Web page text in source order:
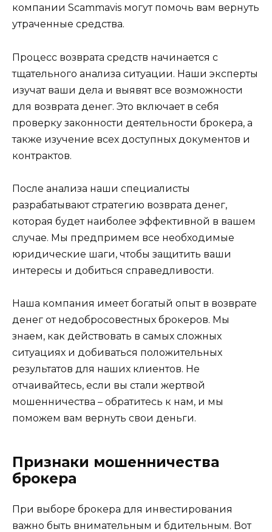
компании Scammavis могут помочь вам вернуть
утраченные средства.
Процесс возврата средств начинается с
тщательного анализа ситуации. Наши эксперты
изучат ваши дела и выявят все возможности
для возврата денег. Это включает в себя
проверку законности деятельности брокера, а
также изучение всех доступных документов и
контрактов.
После анализа наши специалисты
разрабатывают стратегию возврата денег,
которая будет наиболее эффективной в вашем
случае. Мы предпримем все необходимые
юридические шаги, чтобы защитить ваши
интересы и добиться справедливости.
Наша компания имеет богатый опыт в возврате
денег от недобросовестных брокеров. Мы
знаем, как действовать в самых сложных
ситуациях и добиваться положительных
результатов для наших клиентов. Не
отчаивайтесь, если вы стали жертвой
мошенничества – обратитесь к нам, и мы
поможем вам вернуть свои деньги.
Признаки мошенничества
брокера
При выборе брокера для инвестирования
важно быть внимательным и бдительным. Вот